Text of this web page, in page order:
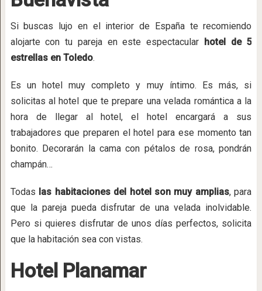
Si buscas lujo en el interior de España te recomiendo
alojarte con tu pareja en este espectacular
hotel de 5
estrellas en Toledo.
Es un hotel muy completo y muy íntimo. Es más, si
solicitas al hotel que te prepare una velada romántica a la
hora de llegar al hotel, el hotel encargará a sus
trabajadores que preparen el hotel para ese momento tan
bonito. Decorarán la cama con pétalos de rosa, pondrán
champán…
Todas las habitaciones del hotel son muy amplias, para
que la pareja pueda disfrutar de una velada inolvidable.
Pero si quieres disfrutar de unos días perfectos, solicita
que la habitación sea con vistas.
Hotel Planamar